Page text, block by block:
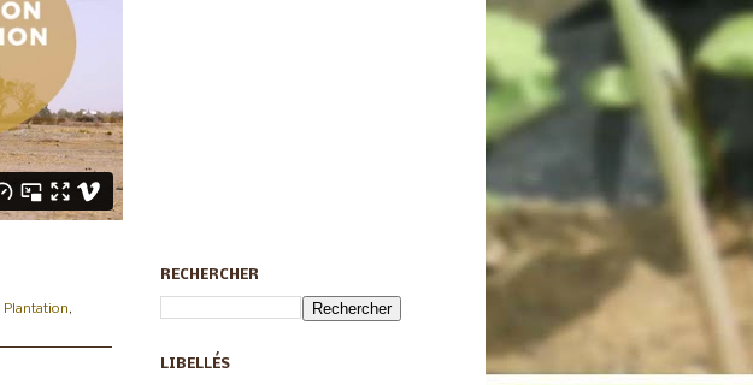
Plantation,
RECHERCHER
LIBELLÉS